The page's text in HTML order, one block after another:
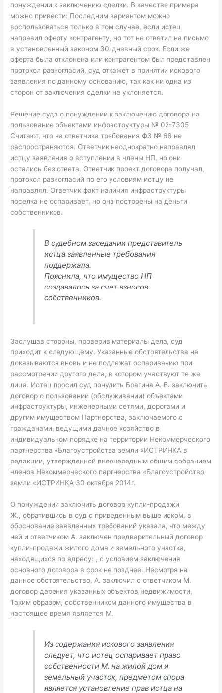
понуждении к заключению сделки. В качестве примера
можно привести: Последним вариантом можно
воспользоваться только в том случае, если истец
направил оферту контрагенту, но тот не ответил на письмо
в установленный законом 30-дневный срок. Если же
оферта была отклонена или контрагентом был представлен
протокол разногласий, суд откажет в принятии искового
заявления по данному основанию, так как ни одна из
сторон от заключения сделки не уклоняется.
Решение суда о понуждении к заключению договора на
пользование объектами инфраструктуры № 02-7305
Считают, что на ответчика требования ФЗ № 66 не
распространяются. Ответчик неоднократно направлял
истцу заявления о вступлении в члены НП, но они
остались без ответа. Ответчик проект договора получал,
протокол разногласий по его условиям истцу не
направлял. Ответчик факт наличия инфраструктуры
поселка не оспаривает, но она построены на деньги
собственников.
В судебном заседании представитель
истца заявленные требования
поддержала.
Пояснила, что имущество НП
создавалось за счет взносов
собственников.
Заслушав стороны, проверив материалы дела, суд
приходит к следующему. Указанные обстоятельства не
доказываются вновь и не подлежат оспариванию при
рассмотрении другого дела, в котором участвуют те же
лица. Истец просил суд понудить Брагина А. В. заключить
договор о пользовании (обслуживании) объектами
инфраструктуры, инженерными сетями, дорогами и
другим имуществом Партнерства, заключаемого с
гражданами, ведущими дачное хозяйство в
индивидуальном порядке на территории Некоммерческого
партнерства «Благоустройства земли «ИСТРИНКА в
редакции, утвержденной внеочередным общим собранием
членов Некоммерческого партнерства «Благоустройство
земли «ИСТРИНКА 30 октября 2014г.
О понуждении заключить договор купли-продажи
Ж., обратившись в суд с приведенным выше иском, в
обоснование заявленных требований указала, что между
ней и ответчиком А. заключен предварительный договор
купли-продажи жилого дома и земельного участка,
находящихся по адресу: , с условием заключения
основного договора в срок не позднее. Несмотря на
данное обстоятельство, А. заключил с ответчиком М.
договор дарения указанных объектов недвижимости,
Таким образом, собственником данного имущества в
настоящее время является М.
Из содержания искового заявления
следует, что истец оспаривает право
собственности М. на жилой дом и
земельный участок, предметом спора
является установление прав истца на